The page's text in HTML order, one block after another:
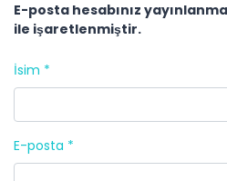
E-posta hesabınız
ile işaretlenmiştir.
İsim *
E-posta *